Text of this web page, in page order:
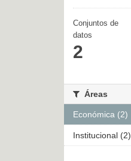
Conjuntos de
datos
2
Áreas
Económica (2)
Institucional (2)